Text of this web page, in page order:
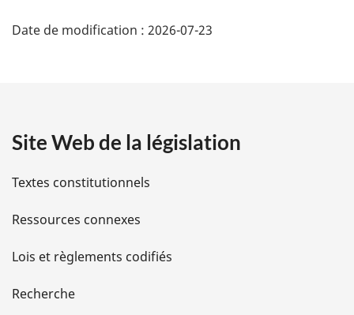
é
i
l
s
d
e
Date de modification : 2026-07-23
Site Web de la législation
Textes constitutionnels
Ressources connexes
Lois et règlements codifiés
Recherche